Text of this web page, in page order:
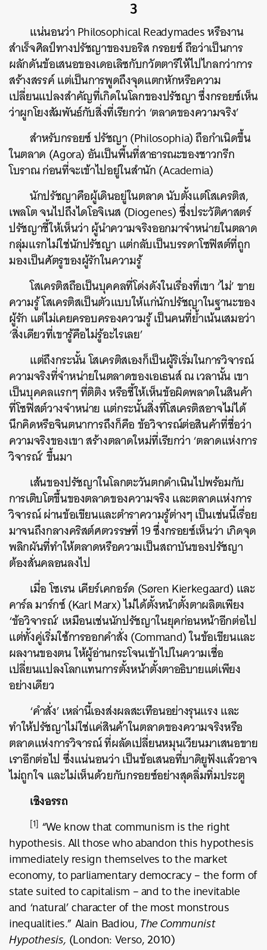
3
แน่นอนว่า Philosophical Readymades หรืองาน
สำเร็จศิลป์ทางปรัชญาของบอริส กรอยซ์ ถือว่าเป็นการ
ผลักดันข้อเสนอของเดอเลิซกับกวัตตารีให้ไปไกลกว่าการ
สร้างสรรค์ แต่เป็นการพูดถึงจุดแตกหักหรือความ
เปลี่ยนแปลงสำคัญที่เกิดในโลกของปรัชญา ซึ่งกรอยซ์เห็น
ว่าผูกโยงสัมพันธ์กับสิ่งที่เรียกว่า ‘ตลาดของความจริง’
สำหรับกรอยซ์ ปรัชญา (Philosophia) ถือกำเนิดขึ้น
ในตลาด (Agora) อันเป็นพื้นที่สาธารณะของชาวกรีก
โบราณ ก่อนที่จะเข้าไปอยู่ในสำนัก (Academia)
นักปรัชญาคือผู้เดินอยู่ในตลาด นับตั้งแต่โสเครติส,
เพลโต จนไปถึงไดโอจิเนส (Diogenes) ซึ่งประวัติศาสตร์
ปรัชญาชี้ให้เห็นว่า ผู้นำความจริงออกมาจำหน่ายในตลาด
กลุ่มแรกไม่ใช่นักปรัชญา แต่กลับเป็นบรรดาโซฟิสต์ที่ถูก
มองเป็นศัตรูของผู้รักในความรู้
โสเครติสถือเป็นบุคคลที่โด่งดังในเรื่องที่เขา ‘ไม่’ ขาย
ความรู้ โสเครติสเป็นตัวแบบให้แก่นักปรัชญาในฐานะของ
ผู้รัก แต่ไม่เคยครอบครองความรู้ เป็นคนที่ย้ำเน้นเสมอว่า
‘สิ่งเดียวที่เขารู้คือไม่รู้อะไรเลย’
แต่ถึงกระนั้น โสเครติสเองก็เป็นผู้ริเริ่มในการวิจารณ์
ความจริงที่จำหน่ายในตลาดของเอเธนส์ ณ เวลานั้น เขา
เป็นบุคคลแรกๆ ที่ติติง หรือชี้ให้เห็นข้อผิดพลาดในสินค้า
ที่โซฟิสต์วางจำหน่าย แต่กระนั้นสิ่งที่โสเครติสอาจไม่ได้
นึกคิดหรือจินตนาการถึงก็คือ ข้อวิจารณ์ต่อสินค้าที่ชื่อว่า
ความจริงของเขา สร้างตลาดใหม่ที่เรียกว่า ‘ตลาดแห่งการ
วิจารณ์’ ขึ้นมา
เส้นของปรัชญาในโลกตะวันตกดำเนินไปพร้อมกับ
การเติบโตขึ้นของตลาดของความจริง และตลาดแห่งการ
วิจารณ์ ผ่านข้อเขียนและตำราความรู้ต่างๆ เป็นเช่นนี้เรื่อย
มาจนถึงกลางคริสต์ศตวรรษที่ 19 ซึ่งกรอยซ์เห็นว่า เกิดจุด
พลิกผันที่ทำให้ตลาดหรือความเป็นสถาบันของปรัชญา
ต้องสั่นคลอนลงไป
เมื่อ โซเรน เคียร์เคกอร์ด (Søren Kierkegaard) และ
คาร์ล มาร์กซ์ (Karl Marx) ไม่ได้ตั้งหน้าตั้งตาผลิตเพียง
‘ข้อวิจารณ์’ เหมือนเช่นนักปรัชญาในยุคก่อนหน้าอีกต่อไป
แต่ทั้งคู่เริ่มใช้การออกคำสั่ง (Command) ในข้อเขียนและ
ผลงานของตน ให้ผู้อ่านกระโจนเข้าไปในความเชื่อ
เปลี่ยนแปลงโลกแทนการตั้งหน้าตั้งตาอธิบายแต่เพียง
อย่างเดียว
‘คำสั่ง’ เหล่านี้เองส่งผลสะเทือนอย่างรุนแรง และ
ทำให้ปรัชญาไม่ใช่แค่สินค้าในตลาดของความจริงหรือ
ตลาดแห่งการวิจารณ์ ที่ผลัดเปลี่ยนหมุนเวียนมาเสนอขาย
เราอีกต่อไป ซึ่งแน่นอนว่า เป็นข้อเสนอที่บาดิยูฟังแล้วอาจ
ไม่ถูกใจ และไม่เห็นด้วยกับกรอยซ์อย่างสุดลิ่มทิ่มประตู
เชิงอรรถ
[1] “We know that communism is the right
hypothesis. All those who abandon this hypothesis
immediately resign themselves to the market
economy, to parliamentary democracy – the form of
state suited to capitalism – and to the inevitable
and ‘natural’ character of the most monstrous
inequalities.” Alain Badiou,The Communist
Hypothesis, (London: Verso, 2010)